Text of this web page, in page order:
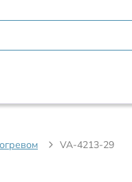
VA-4213-29